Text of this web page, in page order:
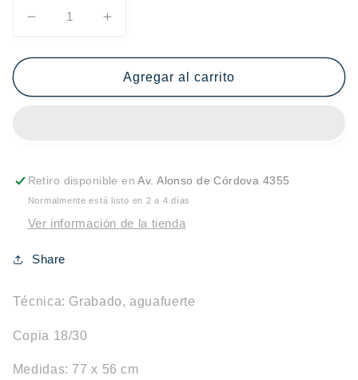
Reducir
para
Aumentar
para
Paternidad
Agregar al carrito
Retiro disponible enAv. Alonso de Córdova 4355
Normalmente está listo en 2 a 4 días
Ver información de la tienda
Share
Técnica: Grabado, aguafuerte
Copia 18/30
Medidas: 77 x 56 cm